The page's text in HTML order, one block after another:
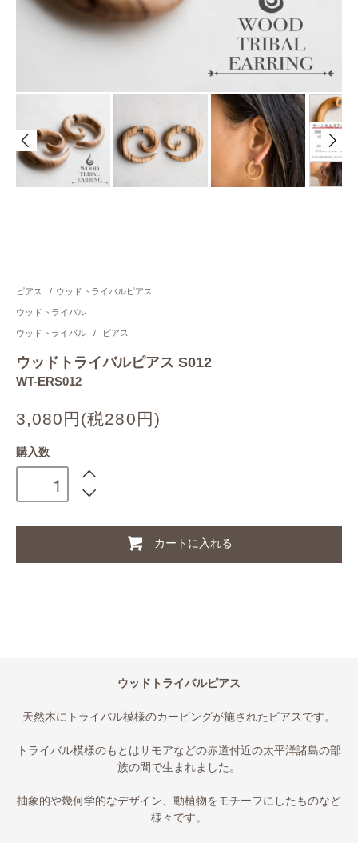
ピアス / ウッドトライバルピアス
ウッドトライバル
ウッドトライバル / ピアス
ウッドトライバルピアス S012
WT-ERS012
3,080円(税280円)
購入数
カートに入れる
ウッドトライバルピアス
天然木にトライバル模様のカービングが施されたピアスです。
トライバル模様のもとはサモアなどの赤道付近の太平洋諸島の部
族の間で生まれました。
抽象的や幾何学的なデザイン、動植物をモチーフにしたものなど
様々です。